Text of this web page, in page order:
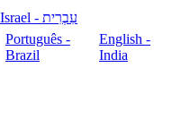
עִבְרִית - Israel
Português -
Brazil
English -
India